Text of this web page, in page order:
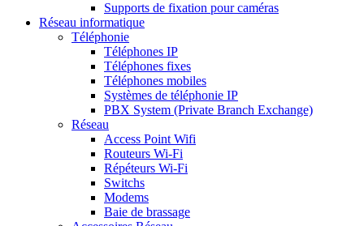
Supports de fixation pour caméras
Réseau informatique
Téléphonie
Téléphones IP
Téléphones fixes
Téléphones mobiles
Systèmes de téléphonie IP
PBX System (Private Branch Exchange)
Réseau
Access Point Wifi
Routeurs Wi-Fi
Répéteurs Wi-Fi
Switchs
Modems
Baie de brassage